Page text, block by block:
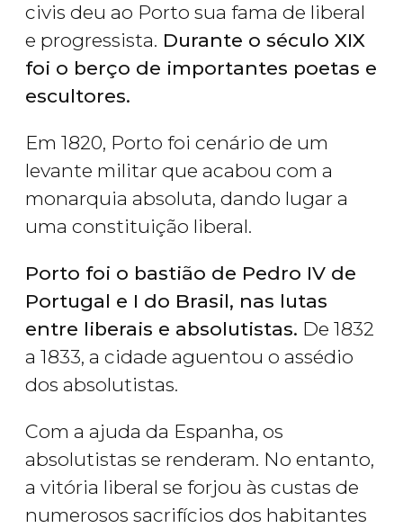
civis deu ao Porto sua fama de liberal
e progressista. Durante o século XIX
foi o berço de importantes poetas e
escultores.
Em 1820, Porto foi cenário de um
levante militar que acabou com a
monarquia absoluta, dando lugar a
uma constituição liberal.
Porto foi o bastião de Pedro IV de
Portugal e I do Brasil, nas lutas
entre liberais e absolutistas. De 1832
a 1833, a cidade aguentou o assédio
dos absolutistas.
Com a ajuda da Espanha, os
absolutistas se renderam. No entanto,
a vitória liberal se forjou às custas de
numerosos sacrifícios dos habitantes